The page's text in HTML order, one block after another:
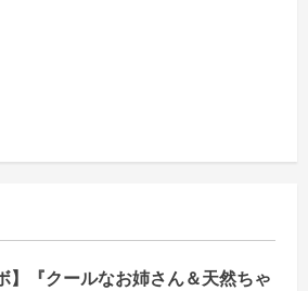
】『クールなお姉さん＆天然ちゃ